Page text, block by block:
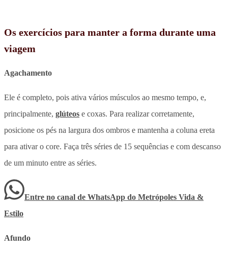
Os exercícios para manter a forma durante uma
viagem
Agachamento
Ele é completo, pois ativa vários músculos ao mesmo tempo, e,
principalmente, glúteos e coxas. Para realizar corretamente,
posicione os pés na largura dos ombros e mantenha a coluna ereta
para ativar o core. Faça três séries de 15 sequências e com descanso
de um minuto entre as séries.
Entre no canal de WhatsApp do Metrópoles Vida &
Estilo
Afundo